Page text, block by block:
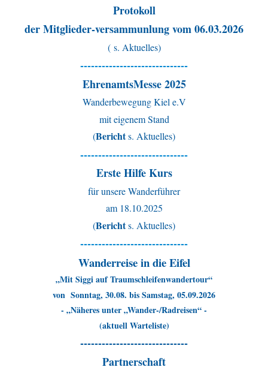
Protokoll
der Mitglieder-versammunlung vom 06.03.2026
( s. Aktuelles)
------------------------------
EhrenamtsMesse 2025
Wanderbewegung Kiel e.V
mit eigenem Stand
(Berichts. Aktuelles)
------------------------------
Erste Hilfe Kurs
für unsere Wanderführer
am 18.10.2025
(Berichts. Aktuelles)
------------------------------
Wanderreise in die Eifel
„Mit Siggi auf Traumschleifenwandertour“
von Sonntag, 30.08. bis Samstag, 05.09.2026
- „Näheres unter „Wander-/Radreisen“ -
(aktuell Warteliste)
------------------------------
Partnerschaft